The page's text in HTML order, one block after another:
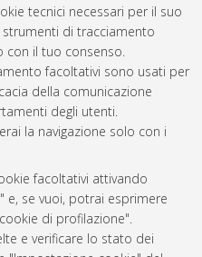
tecnici necessari per il suo
di tracciamento
con il tuo consenso.
facoltativi sono usati per
della comunicazione
degli utenti.
la navigazione solo con i
facoltativi attivando
e, se vuoi, potrai esprimere
di profilazione".
e verificare lo stato dei
Corso di Studio in
DM509], Documento ad
ilSat Aug 8 07:03:20 2026
CEST